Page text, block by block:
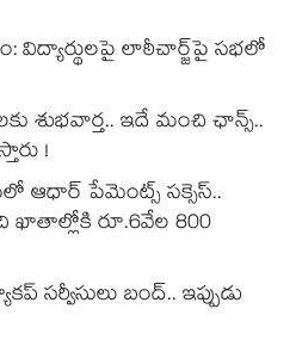
విద్యార్థులపై లాఠీచార్జ్‎పై సభలో
శుభవార్త.. ఇదే మంచి ఛాన్స్..
!
ఆధార్ పేమెంట్స్ సక్సెస్..
ఖాతాల్లోకి రూ.6వేల 800
సర్వీసులు బంద్.. ఇప్పుడు